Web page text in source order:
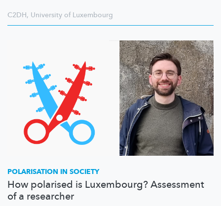
C2DH, University of Luxembourg
POLARISATION IN SOCIETY
How polarised is Luxembourg? Assessment
of a researcher